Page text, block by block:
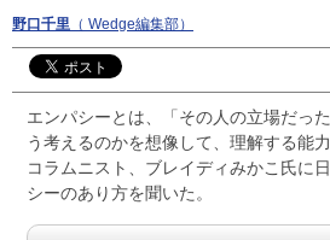
野口千里 （ Wedge編集部）
エンパシーとは、「その人の立場だっ
う考えるのかを想像して、理解する能
コラムニスト、ブレイディみかこ氏に
シーのあり方を聞いた。